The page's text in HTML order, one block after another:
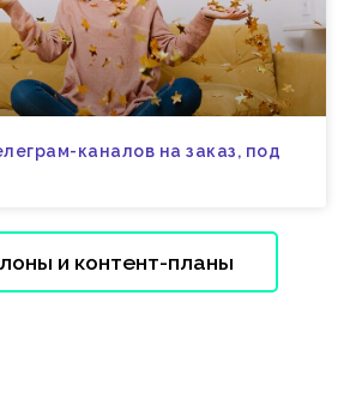
каналов на заказ, под
и контент-планы